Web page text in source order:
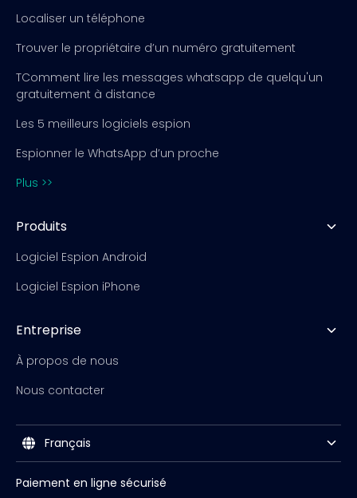
Localiser un téléphone
Trouver le propriétaire d’un numéro gratuitement
TComment lire les messages whatsapp de quelqu'un
gratuitement à distance
Les 5 meilleurs logiciels espion
Espionner le WhatsApp d’un proche
Plus >>
Produits
Logiciel Espion Android
Logiciel Espion iPhone
Entreprise
À propos de nous
Nous contacter
Français
Paiement en ligne sécurisé